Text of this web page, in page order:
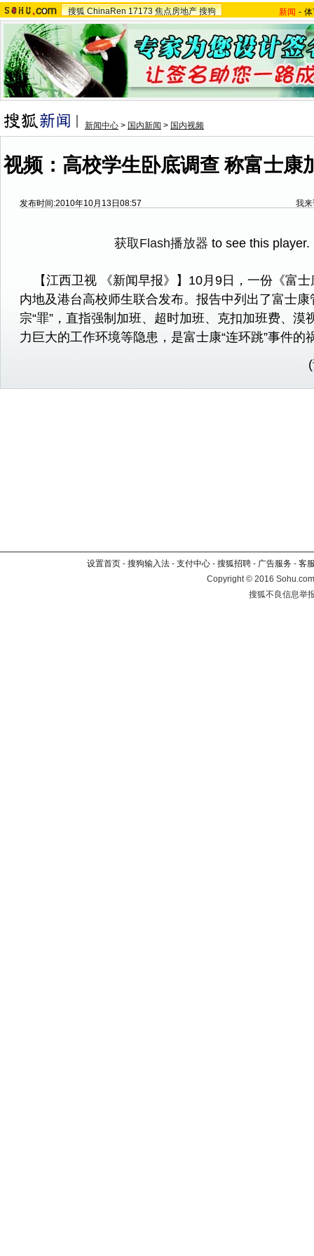
搜狐 ChinaRen 17173 焦点房地产 搜狗 新闻 -
新闻中心 > 国内新闻 > 国内视频
视频：高校学生卧底调查 称富士康
发布时间:2010年10月13日08:57 我
获取Flash播放器 to see this player.
【江西卫视 《新闻早报》】10月9日，一份《富士
内地及港台高校师生联合发布。报告中列出了富士康
宗“罪”，直指强制加班、超时加班、克扣加班费、漠
力巨大的工作环境等隐患，是富士康“连环跳”事件的
设置首页 - 搜狗输入法 - 支付中心 - 搜狐招聘 - 广告服务 - 客
Copyright©2016
搜狐不良信息举